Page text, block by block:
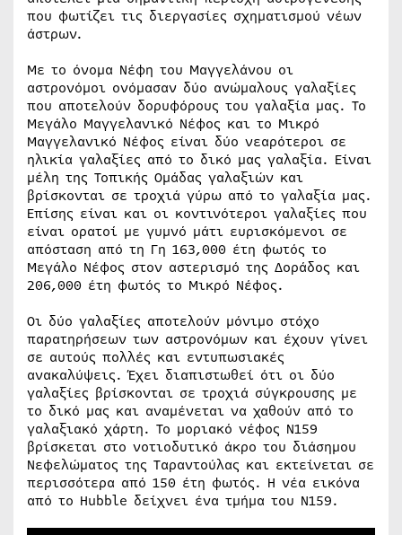
που φωτίζει τις διεργασίες σχηματισμού νέων
άστρων.
Με το όνομα Νέφη του Μαγγελάνου οι
αστρονόμοι ονόμασαν δύο ανώμαλους γαλαξίες
που αποτελούν δορυφόρους του γαλαξία μας. Το
Μεγάλο Μαγγελανικό Νέφος και το Μικρό
Μαγγελανικό Νέφος είναι δύο νεαρότεροι σε
ηλικία γαλαξίες από το δικό μας γαλαξία. Είναι
μέλη της Τοπικής Ομάδας γαλαξιών και
βρίσκονται σε τροχιά γύρω από το γαλαξία μας.
Επίσης είναι και οι κοντινότεροι γαλαξίες που
είναι ορατοί με γυμνό μάτι ευρισκόμενοι σε
απόσταση από τη Γη 163,000 έτη φωτός το
Μεγάλο Νέφος στον αστερισμό της Δοράδος και
206,000 έτη φωτός το Μικρό Νέφος.
Οι δύο γαλαξίες αποτελούν μόνιμο στόχο
παρατηρήσεων των αστρονόμων και έχουν γίνει
σε αυτούς πολλές και εντυπωσιακές
ανακαλύψεις. Έχει διαπιστωθεί ότι οι δύο
γαλαξίες βρίσκονται σε τροχιά σύγκρουσης με
το δικό μας και αναμένεται να χαθούν από το
γαλαξιακό χάρτη. Το μοριακό νέφος N159
βρίσκεται στο νοτιοδυτικό άκρο του διάσημου
Νεφελώματος της Ταραντούλας και εκτείνεται σε
περισσότερα από 150 έτη φωτός. Η νέα εικόνα
από το Hubble δείχνει ένα τμήμα του N159.